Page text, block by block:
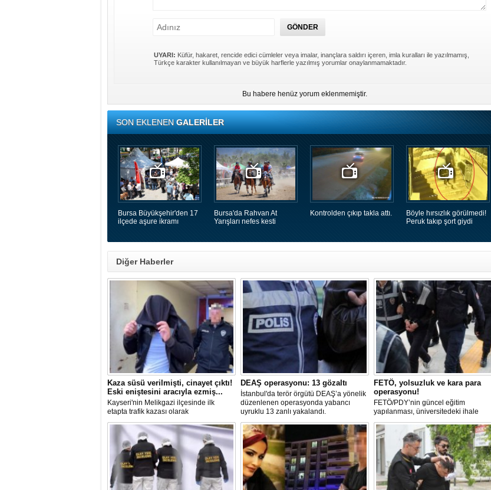
UYARI: Küfür, hakaret, rencide edici cümleler veya imalar, inançlara saldırı içeren, imla kuralları ile yazılmamış,
Türkçe karakter kullanılmayan ve büyük harflerle yazılmış yorumlar onaylanmamaktadır.
Bu habere henüz yorum eklenmemiştir.
SON EKLENENGALERİLER
Bursa Büyükşehir'den 17
ilçede aşure ikramı
Bursa'da Rahvan At
Yarışları nefes kesti
Kontrolden çıkıp takla attı.
Böyle hırsızlık görülmedi!
Peruk takıp şort giydi
Diğer Haberler
Kaza süsü verilmişti, cinayet çıktı!
Eski eniştesini aracıyla ezmiş...
Kayseri'nin Melikgazi ilçesinde ilk
etapta trafik kazası olarak
değerlendirilen ölüm olayıyla ilgili
yürütülen soruşturma, olayın seyrini
tamamen değiştirdi.
DEAŞ operasyonu: 13 gözaltı
İstanbul'da terör örgütü DEAŞ’a yönelik
düzenlenen operasyonda yabancı
uyruklu 13 zanlı yakalandı.
FETÖ, yolsuzluk ve kara para
operasyonu!
FETÖ/PDY’nin güncel eğitim
yapılanması, üniversitedeki ihale
usulsüzlükleri ve kumar gelirlerinin
aklanması suçlarına karıştığı tespit
edilen toplam 133 şüpheli gözaltına